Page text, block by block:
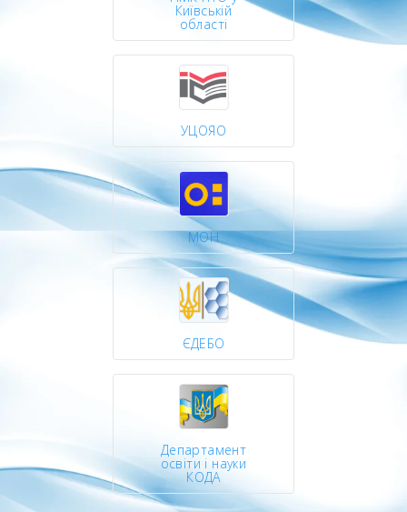
Київській
області
УЦОЯО
МОН
ЄДЕБО
Департамент
освіти і науки
КОДА